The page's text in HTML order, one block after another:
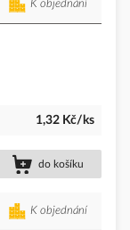
K objednání
1,32 Kč/ks
do košíku
K objednání